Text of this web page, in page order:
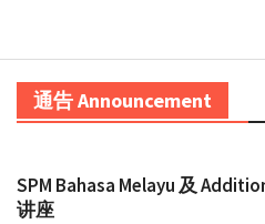
通告 Announcement
SPM Bahasa Melayu 及
讲座